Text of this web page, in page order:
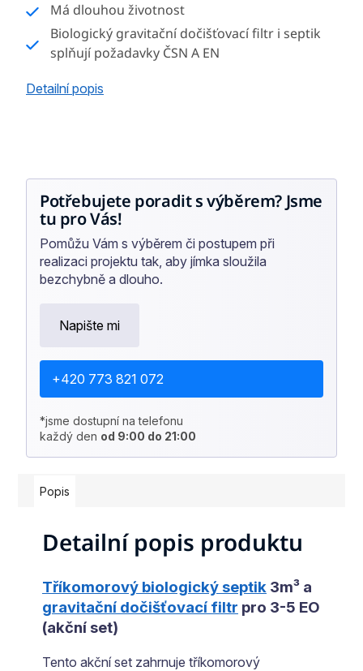
Má dlouhou životnost
Biologický gravitační dočišťovací filtr i septik
splňují požadavky ČSN A EN
Detailní popis
Potřebujete poradit s výběrem? Jsme
tu pro Vás!
Pomůžu Vám s výběrem či postupem při
realizaci projektu tak, aby jímka sloužila
bezchybně a dlouho.
+420 773 821 072
Napište mi
*jsme dostupní na telefonu
každý den od 9:00 do 21:00
Popis
Detailní popis produktu
Tříkomorový biologický septik 3m³ a
gravitační dočišťovací filtr pro 3-5 EO
(akční set)
Tento akční set zahrnuje tříkomorový